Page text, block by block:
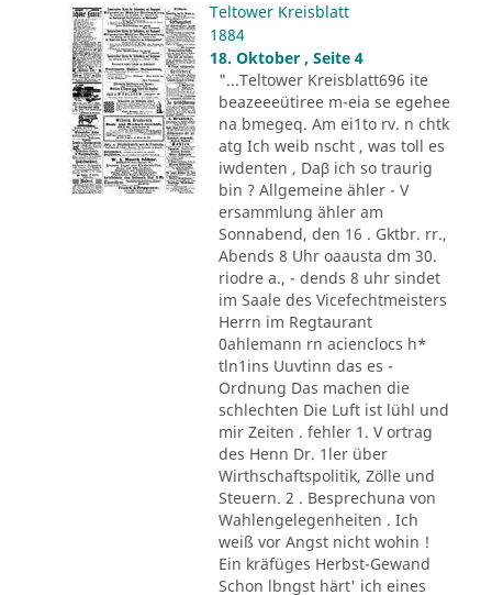
Teltower Kreisblatt
1884
18. Oktober , Seite 4
"...Teltower Kreisblatt696 ite
beazeeeütiree m-eia se egehee
na bmegeq. Am ei1to rv. n chtk
atg Ich weib nscht , was toll es
iwdenten , Daβ ich so traurig
bin ? Allgemeine ähler - V
ersammlung ähler am
Sonnabend, den 16 . Gktbr. rr.,
Abends 8 Uhr oaausta dm 30.
riodre a., - dends 8 uhr sindet
im Saale des Vicefechtmeisters
Herrn im Regtaurant
0ahlemann rn acienclocs h*
tln1ins Uuvtinn das es -
Ordnung Das machen die
schlechten Die Luft ist lühl und
mir Zeiten . fehler 1. V ortrag
des Henn Dr. 1ler über
Wirthschaftspolitik, Zölle und
Steuern. 2 . Besprechuna von
Wahlengelegenheiten . Ich
weiß vor Angst nicht wohin !
Ein kräfüges Herbst-Gewand
Schon lbngst härt' ich eines